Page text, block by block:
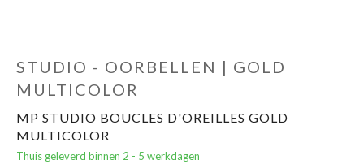
Cadeaubon
Acties en events
STUDIO - OORBELLEN | GOLD
MULTICOLOR
MP STUDIO BOUCLES D'OREILLES GOLD
MULTICOLOR
Thuis geleverd binnen 2 - 5 werkdagen